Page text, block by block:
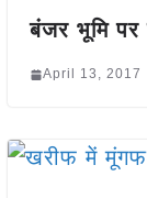
बंजर भूमि पर
April 13, 2017